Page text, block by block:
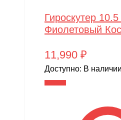
Гироскутер
Фиолетовый
11,990 ₽
Доступно: В наличии